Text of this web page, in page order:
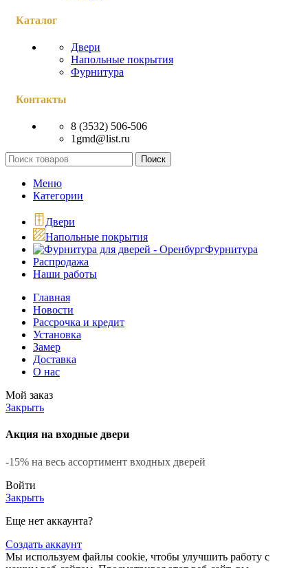
Каталог
Двери
Напольные покрытия
Фурнитура
Контакты
8 (3532) 506-506
1gmd@list.ru
Поиск
Меню
Категории
Двери
Напольные покрытия
Фурнитура
Распродажа
Наши работы
Главная
Новости
Рассрочка и кредит
Установка
Замер
Доставка
О нас
Мой заказ
Закрыть
Акция на входные двери
-15% на весь ассортимент входных дверей
Войти
Закрыть
Еще нет аккаунта?
Создать аккаунт
Мы используем файлы cookie, чтобы улучшить работу с